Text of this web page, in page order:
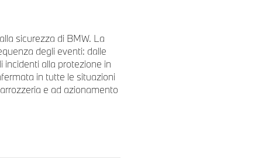
verso la
coinvolta, la nuova
del mercato).
da usare e include
to-Load (V2L).
piacere di guida.
di guida a un nuovo
sicurezza di BMW. La
degli eventi: dalle
incidenti alla protezione in
in tutte le situazioni
e ad azionamento